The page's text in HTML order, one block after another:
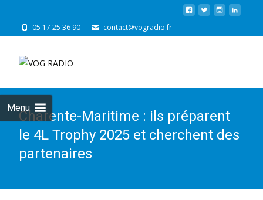
05 17 25 36 90 contact@vogradio.fr
Menu
Charente-Maritime : ils préparent
le 4L Trophy 2025 et cherchent des
partenaires